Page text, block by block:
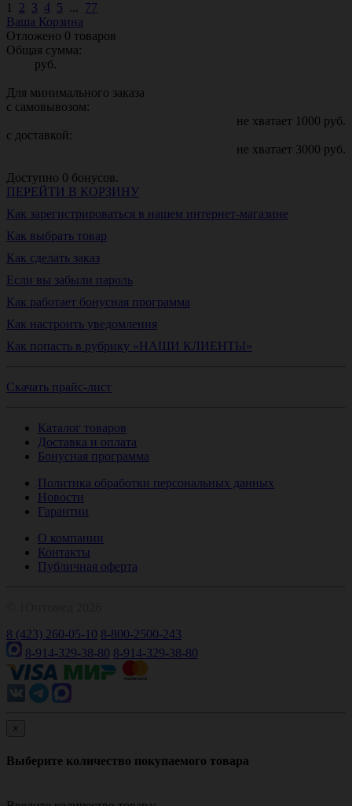
1 2 3 4 5 ... 77
Ваша Корзина
Отложено 0 товаров
Общая сумма:
руб.
Для минимального заказа
с самовывозом:
не хватает 1000 руб.
с доставкой:
не хватает 3000 руб.
Доступно 0 бонусов.
ПЕРЕЙТИ В КОРЗИНУ
Как зарегистрироваться в нашем интернет-магазине
Как выбрать товар
Как сделать заказ
Если вы забыли пароль
Как работает бонусная программа
Как настроить уведомления
Как попасть в рубрику «НАШИ КЛИЕНТЫ»
Скачать прайс-лист
Каталог товаров
Доставка и оплата
Бонусная программа
Политика обработки персональных данных
Новости
Гарантии
О компании
Контакты
Публичная оферта
8 (423) 260-05-10 8-800-2500-243
8-914-329-38-80 8-914-329-38-80
×
Выберите количество покупаемого товара